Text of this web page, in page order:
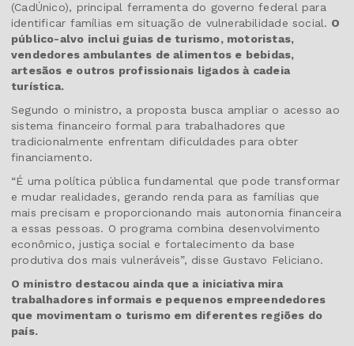
(CadÚnico), principal ferramenta do governo federal para
identificar famílias em situação de vulnerabilidade social. O
público-alvo inclui guias de turismo, motoristas,
vendedores ambulantes de alimentos e bebidas,
artesãos e outros profissionais ligados à cadeia
turística.
Segundo o ministro, a proposta busca ampliar o acesso ao
sistema financeiro formal para trabalhadores que
tradicionalmente enfrentam dificuldades para obter
financiamento.
“É uma política pública fundamental que pode transformar
e mudar realidades, gerando renda para as famílias que
mais precisam e proporcionando mais autonomia financeira
a essas pessoas. O programa combina desenvolvimento
econômico, justiça social e fortalecimento da base
produtiva dos mais vulneráveis”, disse Gustavo Feliciano.
O ministro destacou ainda que a iniciativa mira
trabalhadores informais e pequenos empreendedores
que movimentam o turismo em diferentes regiões do
país.